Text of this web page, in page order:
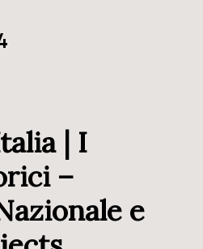
| I
–
e